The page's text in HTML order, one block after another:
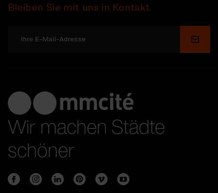
Bleiben Sie mit uns in Kontakt
Wir machen Städte
schöner